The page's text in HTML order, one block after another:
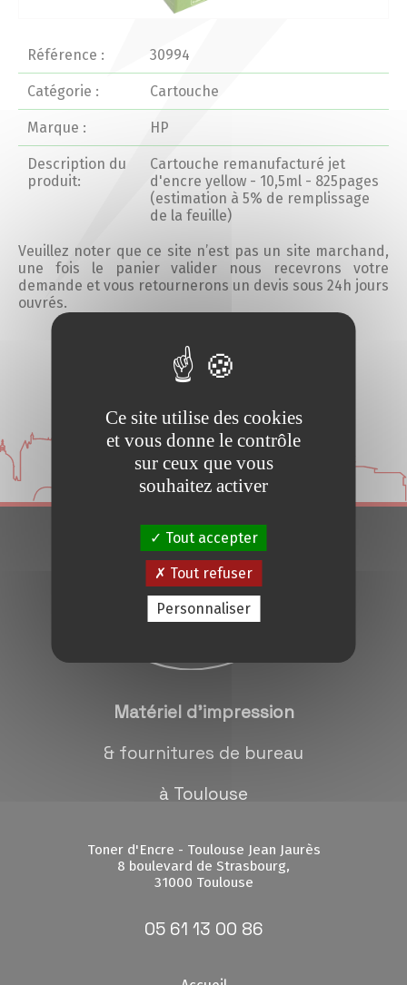
Professionnels
Particuliers
Catalogue
Analyse de vos besoins
Conseils et Astuces
Devis en 24H
Notre métier
Contact/magasins
Référence : 30994
Catégorie : Cartouche
Marque : HP
Description du
produit:
Cartouche remanufacturé jet
d'encre yellow - 10,5ml - 825pages
(estimation à 5% de remplissage
de la feuille)
Veuillez noter que ce site n’est pas un site marchand,
une fois le panier valider nous recevrons votre
demande et vous retournerons un devis sous 24h jours
ouvrés.
Ajouter au devis
Matériel d'impression
& fournitures de bureau
à Toulouse
Toner d'Encre - Toulouse Jean Jaurès
8 boulevard de Strasbourg,
31000 Toulouse
05 61 13 00 86
Ce site utilise des cookies
et vous donne le contrôle
sur ceux que vous
souhaitez activer
Tout accepter
Tout refuser
Personnaliser